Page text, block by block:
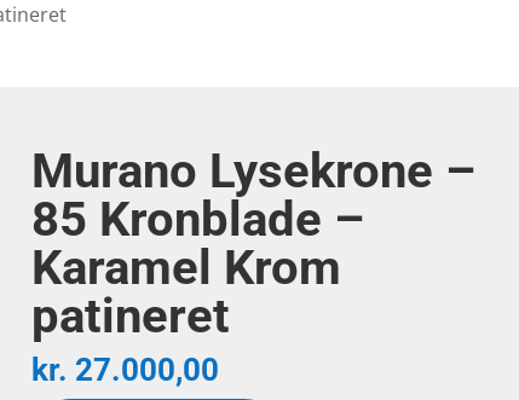
Murano Lysekrone –
85 Kronblade –
Karamel Krom
patineret
kr. 27.000,00